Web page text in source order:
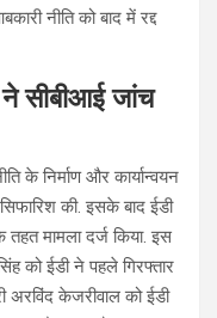
नीति को बाद में रद्द
सीबीआई जांच
के निर्माण और कार्यान्वयन
की. इसके बाद ईडी
मामला दर्ज किया. इस
को ईडी ने पहले गिरफ्तार
अरविंद केजरीवाल को ईडी